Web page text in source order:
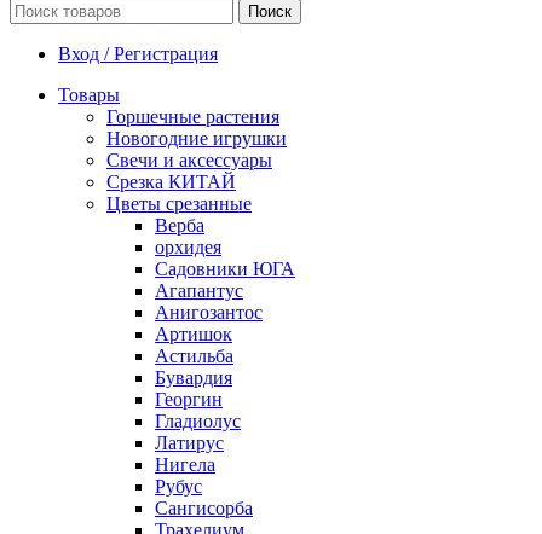
Поиск
Вход / Регистрация
Товары
Горшечные растения
Новогодние игрушки
Свечи и аксессуары
Срезка КИТАЙ
Цветы срезанные
Верба
орхидея
Садовники ЮГА
Агапантус
Анигозантос
Артишок
Астильба
Бувардия
Георгин
Гладиолус
Латирус
Нигела
Рубус
Сангисорба
Трахелиум